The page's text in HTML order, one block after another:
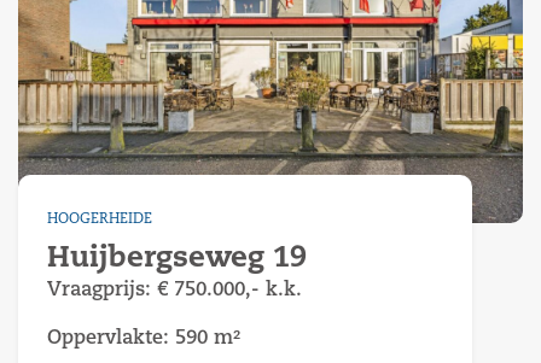
HOOGERHEIDE
Huijbergseweg 19
Vraagprijs: € 750.000,- k.k.
Oppervlakte: 590 m²